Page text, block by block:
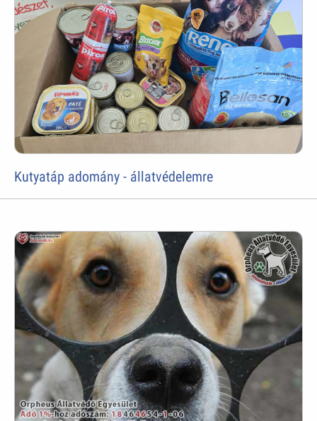
Kutyatáp adomány - állatvédelemre